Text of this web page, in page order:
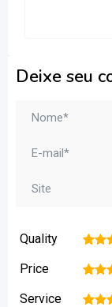
Deixe seu
Quality 3
2
Price 3
2
Service 3
2